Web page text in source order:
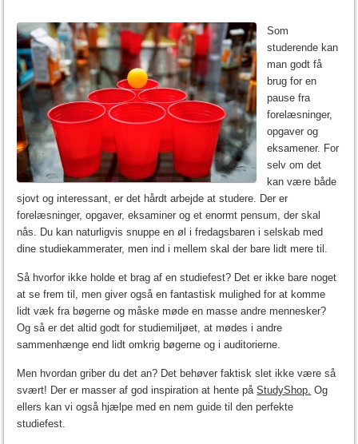
Som
studerende kan
man godt få
brug for en
pause fra
forelæsninger,
opgaver og
eksamener. For
selv om det
kan være både
sjovt og interessant, er det hårdt arbejde at studere. Der er
forelæsninger, opgaver, eksaminer og et enormt pensum, der skal
nås. Du kan naturligvis snuppe en øl i fredagsbaren i selskab med
dine studiekammerater, men ind i mellem skal der bare lidt mere til.
Så hvorfor ikke holde et brag af en studiefest? Det er ikke bare noget
at se frem til, men giver også en fantastisk mulighed for at komme
lidt væk fra bøgerne og måske møde en masse andre mennesker?
Og så er det altid godt for studiemiljøet, at mødes i andre
sammenhænge end lidt omkrig bøgerne og i auditorierne.
Men hvordan griber du det an? Det behøver faktisk slet ikke være så
svært! Der er masser af god inspiration at hente påStudyShop. Og
ellers kan vi også hjælpe med en nem guide til den perfekte
studiefest.